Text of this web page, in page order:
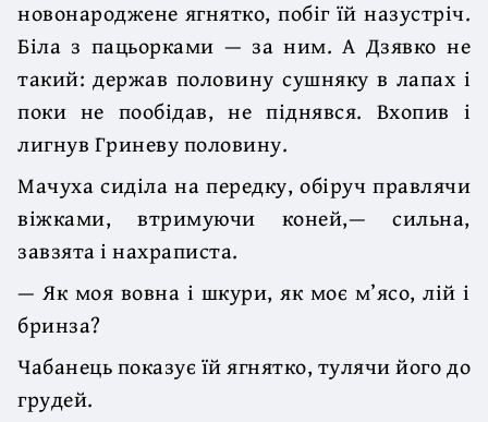
новонароджене ягнятко, побіг їй назустріч.
Біла з пацьорками — за ним. А Дзявко не
такий: держав половину сушняку в лапах і
поки не пообідав, не піднявся. Вхопив і
лигнув Гриневу половину.
Мачуха сиділа на передку, обіруч правлячи
віжками, втримуючи коней,— сильна,
завзята і нахраписта.
— Як моя вовна і шкури, як моє м’ясо, лій і
бринза?
Чабанець показує їй ягнятко, тулячи його до
грудей.